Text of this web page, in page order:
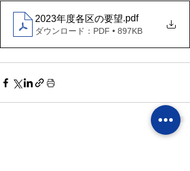
2023年度各区の要望.pdf
ダウンロード：PDF • 897KB